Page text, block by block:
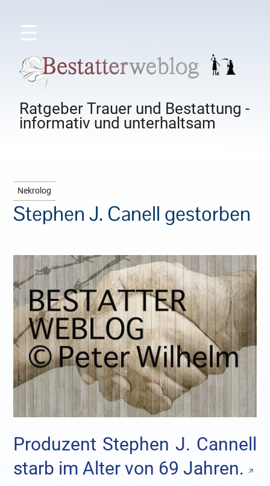
☰
Ratgeber Trauer und Bestattung -
informativ und unterhaltsam
Nekrolog
Stephen J. Canell gestorben
Produzent Stephen J. Cannell
starb im Alter von 69 Jahren.